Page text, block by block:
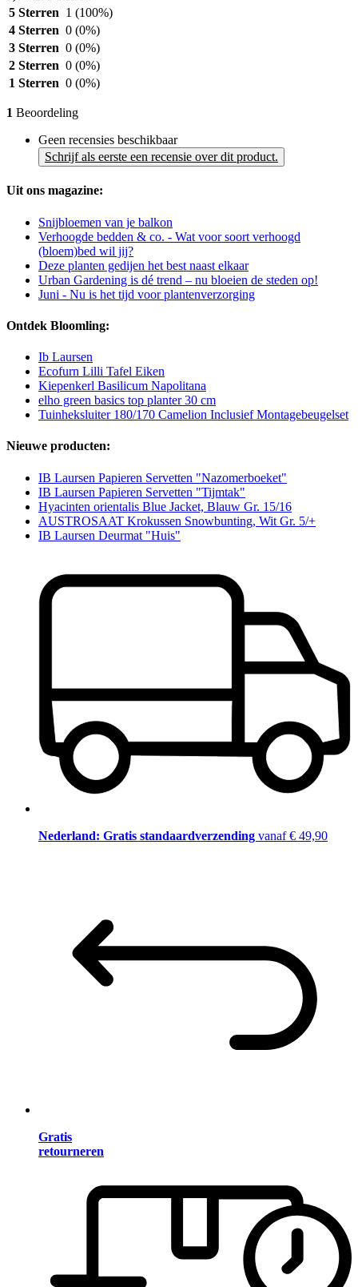
5 Sterren 1 (100%)
4 Sterren 0 (0%)
3 Sterren 0 (0%)
2 Sterren 0 (0%)
1 Sterren 0 (0%)
1 Beoordeling
Geen recensies beschikbaar
Schrijf als eerste een recensie over dit product.
Uit ons magazine:
Snijbloemen van je balkon
Verhoogde bedden & co. - Wat voor soort verhoogd
(bloem)bed wil jij?
Deze planten gedijen het best naast elkaar
Urban Gardening is dé trend – nu bloeien de steden op!
Juni - Nu is het tijd voor plantenverzorging
Ontdek Bloomling:
Ib Laursen
Ecofurn Lilli Tafel Eiken
Kiepenkerl Basilicum Napolitana
elho green basics top planter 30 cm
Tuinheksluiter 180/170 Camelion Inclusief Montagebeugelset
Nieuwe producten:
IB Laursen Papieren Servetten "Nazomerboeket"
IB Laursen Papieren Servetten "Tijmtak"
Hyacinten orientalis Blue Jacket, Blauw Gr. 15/16
AUSTROSAAT Krokussen Snowbunting, Wit Gr. 5/+
IB Laursen Deurmat "Huis"
Nederland: Gratis standaardverzending vanaf € 49,90
Gratis
retourneren